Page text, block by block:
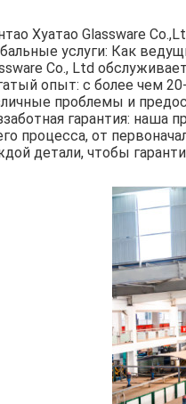
Хуатао Glassware
услуги: Как
Co., Ltd
опыт: с более чем
проблемы и
гарантия: наша
процесса, от
детали, чтобы